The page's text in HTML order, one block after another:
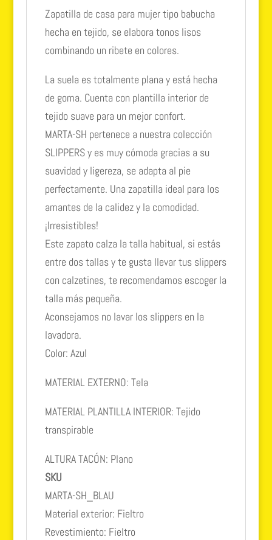
Zapatilla de casa para mujer tipo babucha
hecha en tejido, se elabora tonos lisos
combinando un ribete en colores.
La suela es totalmente plana y está hecha
de goma. Cuenta con plantilla interior de
tejido suave para un mejor confort.
MARTA-SH pertenece a nuestra colección
SLIPPERS y es muy cómoda gracias a su
suavidad y ligereza, se adapta al pie
perfectamente. Una zapatilla ideal para los
amantes de la calidez y la comodidad.
¡Irresistibles!
Este zapato calza la talla habitual, si estás
entre dos tallas y te gusta llevar tus slippers
con calzetines, te recomendamos escoger la
talla más pequeña.
Aconsejamos no lavar los slippers en la
lavadora.
Color: Azul
MATERIAL EXTERNO: Tela
MATERIAL PLANTILLA INTERIOR: Tejido
transpirable
ALTURA TACÓN: Plano
SKU
MARTA-SH_BLAU
Material exterior: Fieltro
Revestimiento: Fieltro